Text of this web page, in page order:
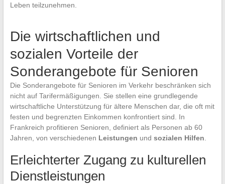
Leben teilzunehmen.
Die wirtschaftlichen und
sozialen Vorteile der
Sonderangebote für Senioren
Die Sonderangebote für Senioren im Verkehr beschränken sich
nicht auf Tarifermäßigungen. Sie stellen eine grundlegende
wirtschaftliche Unterstützung für ältere Menschen dar, die oft mit
festen und begrenzten Einkommen konfrontiert sind. In
Frankreich profitieren Senioren, definiert als Personen ab 60
Jahren, von verschiedenen Leistungen und sozialen Hilfen
Erleichterter Zugang zu kulturellen
Dienstleistungen